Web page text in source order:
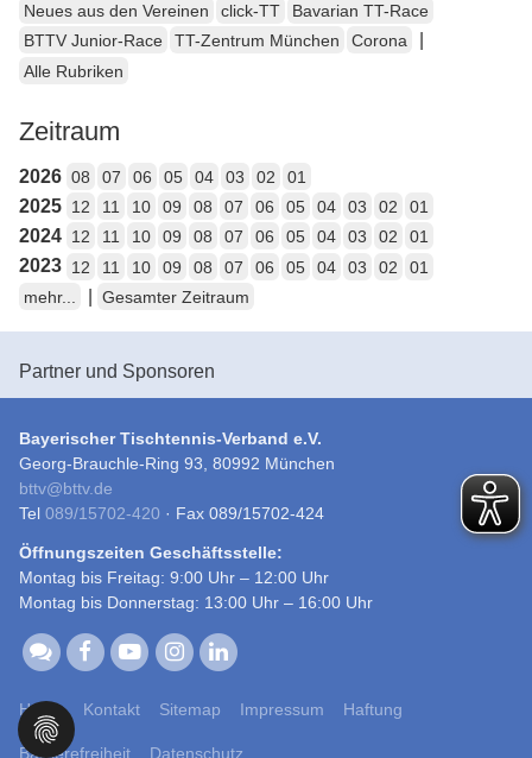
Neues aus den Vereinen
click-TT
Bavarian TT-Race
BTTV Junior-Race
TT-Zentrum München Corona
Alle Rubriken
Zeitraum
2026 08 07 06 05 04 03 02 01
2025 12 11 10 09 08 07 06 05 04 03 02 01
2024 12 11 10 09 08 07 06 05 04 03 02 01
2023 12 11 10 09 08 07 06 05 04 03 02
01
mehr...
Gesamter Zeitraum
Partner und Sponsoren
Bayerischer Tischtennis-Verband e.V.
Georg-Brauchle-Ring 93, 80992 München
bttv@bttv.de
Tel 089/15702-420 · Fax 089/15702-424
Öffnungszeiten Geschäftsstelle:
Montag bis Freitag: 9:00 Uhr – 12:00 Uhr
Montag bis Donnerstag: 13:00 Uhr – 16:00 Uhr
Home Kontakt Sitemap Impressum Haftung
Barrierefreiheit Datenschutz